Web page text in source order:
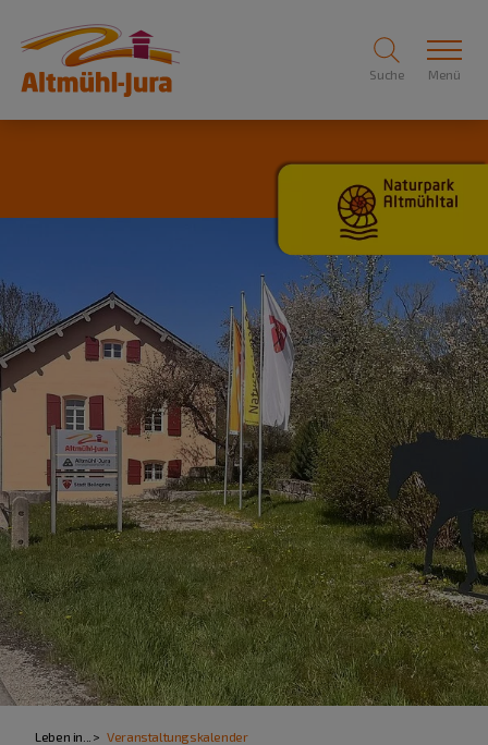
Suche Menü
Leben in... Veranstaltungskalender